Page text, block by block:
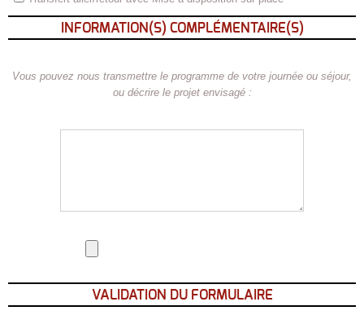
INFORMATION(S) COMPLÉMENTAIRE(S)
Vous pouvez nous transmettre le programme de votre journée ou séjour,
ou décrire le projet envisagé :
VALIDATION DU FORMULAIRE